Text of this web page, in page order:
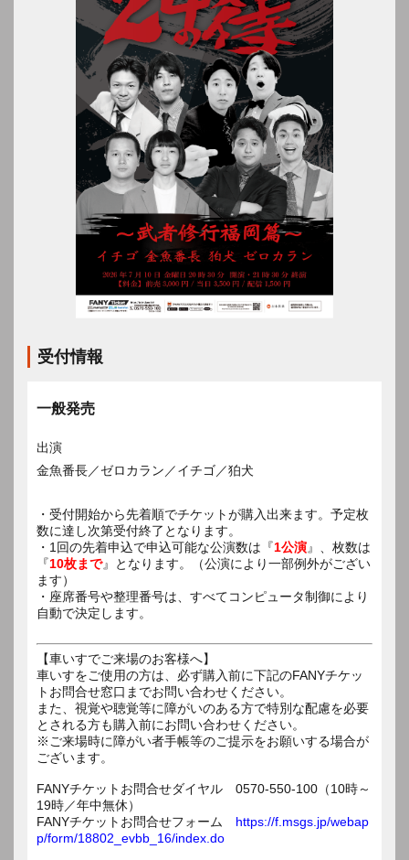
受付情報
一般発売
出演
金魚番長／ゼロカラン／イチゴ／狛犬
・受付開始から先着順でチケットが購入出来ます。予定枚
数に達し次第受付終了となります。
・1回の先着申込で申込可能な公演数は『1公演』、枚数は
『10枚まで』となります。（公演により一部例外がござい
ます）
・座席番号や整理番号は、すべてコンピュータ制御により
自動で決定します。
【車いすでご来場のお客様へ】
車いすをご使用の方は、必ず購入前に下記のFANYチケッ
トお問合せ窓口までお問い合わせください。
また、視覚や聴覚等に障がいのある方で特別な配慮を必要
とされる方も購入前にお問い合わせください。
※ご来場時に障がい者手帳等のご提示をお願いする場合が
ございます。
FANYチケットお問合せダイヤル 0570-550-100（10時～
19時／年中無休）
FANYチケットお問合せフォーム https://f.msgs.jp/webap
p/form/18802_evbb_16/index.do